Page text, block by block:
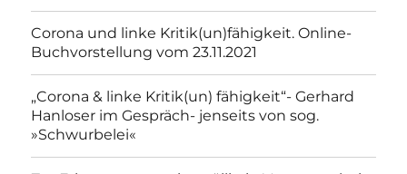
Corona und linke Kritik(un)fähigkeit. Online-
Buchvorstellung vom 23.11.2021
„Corona & linke Kritik(un) fähigkeit“- Gerhard
Hanloser im Gespräch- jenseits von sog.
»Schwurbelei«